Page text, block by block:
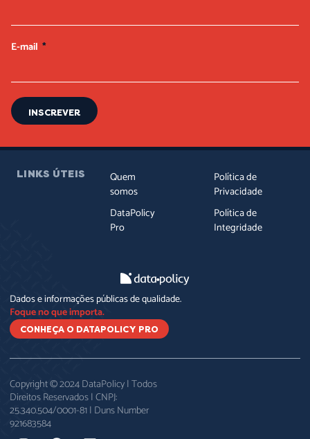
E-mail
INSCREVER
LINKS ÚTEIS
Quem
somos
DataPolicy
Pro
Política de
Privacidade
Política de
Integridade
Dados e informações públicas de qualidade.
Foque no que importa.
CONHEÇA O DATAPOLICY PRO
Copyright © 2024 DataPolicy | Todos
Direitos Reservados | CNPJ:
25.340.504/0001-81 | Duns Number
921683584